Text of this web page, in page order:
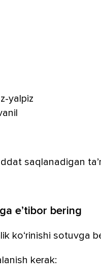
yalpiz
saqlanadigan
e’tibor bering
ko‘rinishi sotuvga
kerak: